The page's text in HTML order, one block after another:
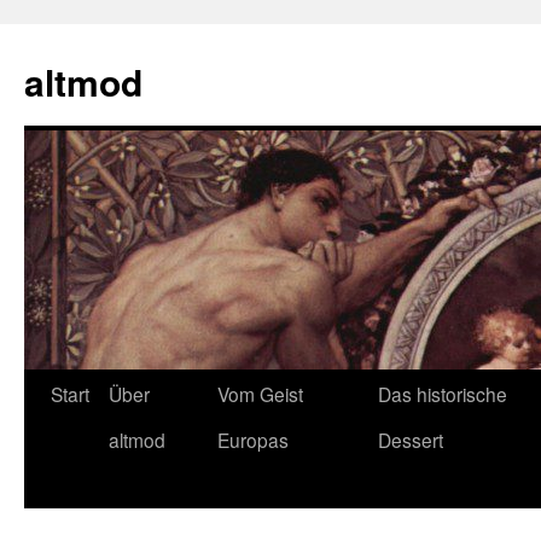
springen
altmod
Start
Über
altmod
Vom Geist
Europas
Das historische
Dessert